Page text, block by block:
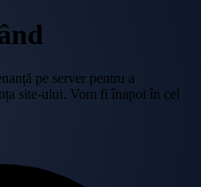
pe server pentru a
site-ului. Vom fi înapoi în cel